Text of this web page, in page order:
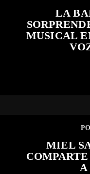
LA
MUSICAL
MIEL